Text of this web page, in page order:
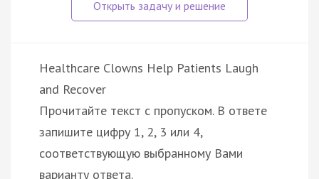
Healthcare Clowns Help Patients Laugh
and Recover
Прочитайте текст с пропуском. В ответе
запишите цифру 1, 2, 3 или 4,
соответствующую выбранному Вами
варианту ответа.